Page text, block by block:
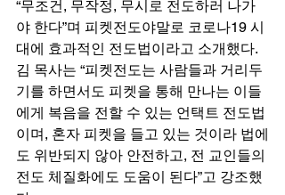
“무조건, 무작정, 무시로 전도하러 나가
야 한다”며 피켓전도야말로 코로나19 시
대에 효과적인 전도법이라고 소개했다.
김 목사는 “피켓전도는 사람들과 거리두
기를 하면서도 피켓을 통해 만나는 이들
에게 복음을 전할 수 있는 언택트 전도법
이며, 혼자 피켓을 들고 있는 것이라 법에
도 위반되지 않아 안전하고, 전 교인들의
전도 체질화에도 도움이 된다”고 강조했